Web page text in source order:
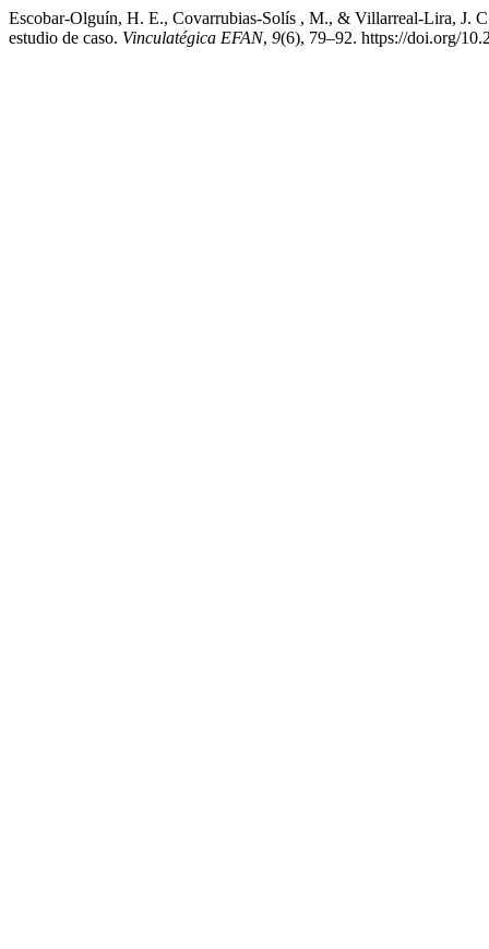
Escobar-Olguín, H. E., Covarrubias-Solís , M., & Villarreal-Lira, J.
estudio de caso. Vinculatégica EFAN, 9(6), 79–92. https://doi.org/